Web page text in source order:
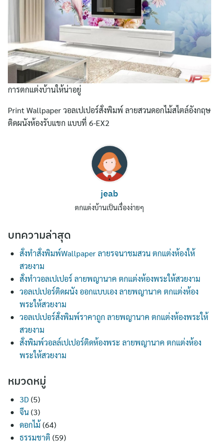
การตกแต่งบ้านให้น่าอยู่
Print Wallpaper วอลเปเปอร์สั่งพิมพ์ ลายสวนดอกไม้สไตล์อังกฤษ
ติดผนังห้องรับแขก แบบที่ 6-EX2
jeab
ตกแต่งบ้านเป็นเรื่องง่ายๆ
บทความล่าสุด
สั่งทำสั่งพิมพ์Wallpaper ลายรจนาชมสวน ตกแต่งห้องให้
สวยงาม
สั่งทำวอลเปเปอร์ ลายพญานาค ตกแต่งห้องพระให้สวยงาม
วอลเปเปอร์ติดผนัง ออกแบบเอง ลายพญานาค ตกแต่งห้อง
พระให้สวยงาม
วอลเปเปอร์สั่งพิมพ์ราคาถูก ลายพญานาค ตกแต่งห้องพระให้
สวยงาม
สั่งพิมพ์วอลล์เปเปอร์ติดห้องพระ ลายพญานาค ตกแต่งห้อง
พระให้สวยงาม
หมวดหมู่
3D(5)
จีน(3)
ดอกไม้ (64)
ธรรมชาติ (59)